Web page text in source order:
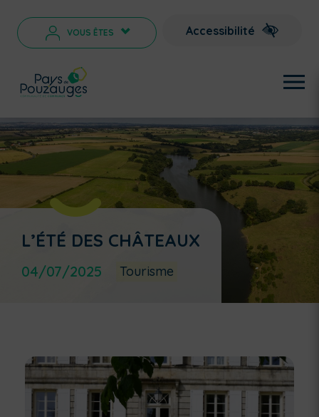
VOUS ÊTES > Accessibilité
L’ÉTÉ DES CHÂTEAUX
04/07/2025 Tourisme